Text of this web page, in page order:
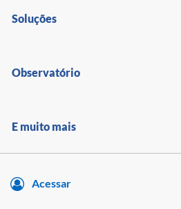
Soluções
Observatório
E muito mais
Acessar